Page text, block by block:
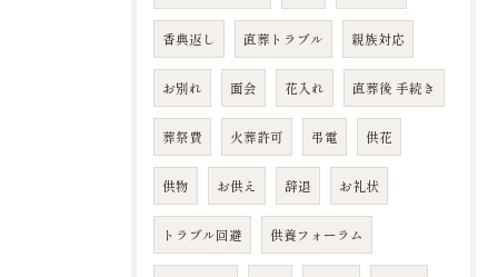
香典返し 直葬トラブル 親族対応
お別れ 面会 花入れ 直葬後 手続き
葬祭費 火葬許可 弔電 供花
供物 お供え 辞退 お礼状
トラブル回避 供養フォーラム